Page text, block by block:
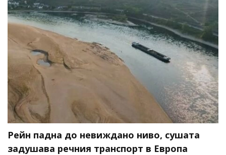
Рейн падна до невиждано ниво, сушата
задушава речния транспорт в Европа